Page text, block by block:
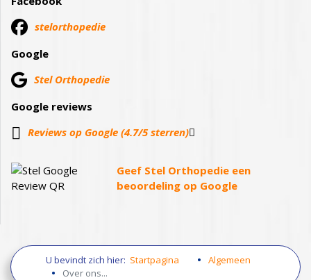
stelorthopedie
Google
Stel Orthopedie
Google reviews
Reviews op Google (4.7/5 sterren)
Geef Stel Orthopedie een
beoordeling op Google
U bevindt zich hier: Startpagina
Algemeen
Over ons...